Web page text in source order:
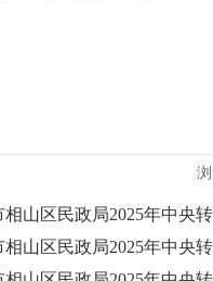
相山区民政局2025年中央
相山区民政局2025年中央